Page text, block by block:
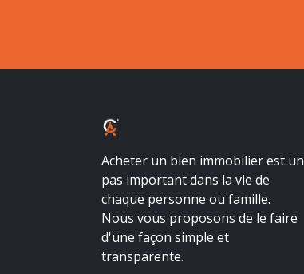
Acheter un bien immobilier est un
pas important dans la vie de
chaque personne ou famille.
Nous vous proposons de le faire
d'une façon simple et
transparente.